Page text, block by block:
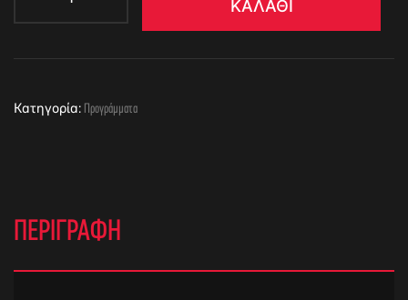
ΚΑΛΆΘΙ
Κατηγορία:Προγράμματα
ΠΕΡΙΓΡΑΦΉ